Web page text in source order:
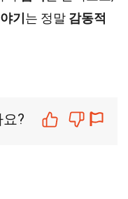
기 는 정말 감동적
?